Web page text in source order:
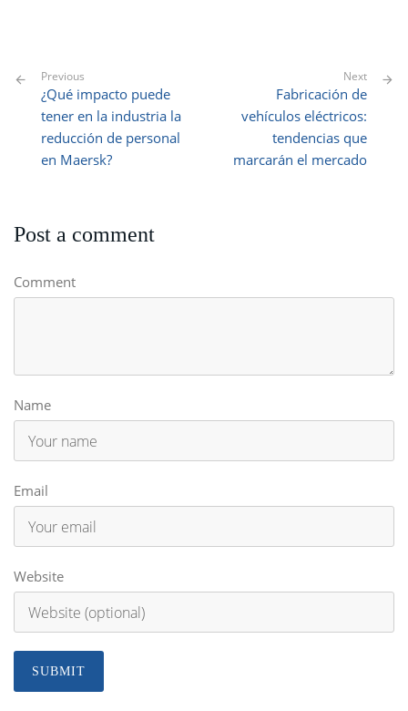
Previous
¿Qué impacto puede
tener en la industria la
reducción de personal
en Maersk?
Next
Fabricación de
vehículos eléctricos:
tendencias que
marcarán el mercado
Post a comment
Comment
Name
Email
Website